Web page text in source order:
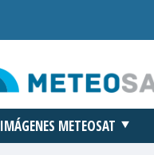
IMÁGENES METEOSAT